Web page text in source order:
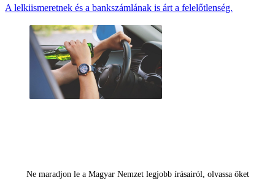
A lelkiismeretnek és a bankszámlának is árt a felelőtlenség.
Ne maradjon le a Magyar Nemzet legjobb írásairól, olvassa őket